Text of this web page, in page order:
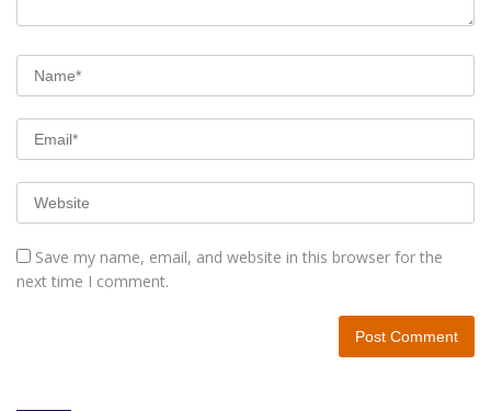
Save my name, email, and website in this browser for the
next time I comment.